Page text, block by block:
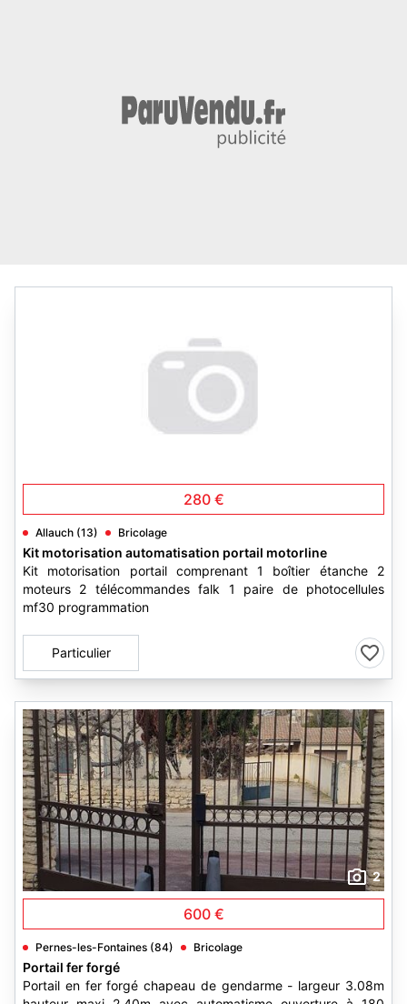
280 €
Allauch (13) Bricolage
Kit motorisation automatisation portail motorline
Kit motorisation portail comprenant 1 boîtier étanche 2
moteurs 2 télécommandes falk 1 paire de photocellules
mf30 programmation
Particulier
2
600 €
Pernes-les-Fontaines (84) Bricolage
Portail fer forgé
Portail en fer forgé chapeau de gendarme - largeur 3.08m